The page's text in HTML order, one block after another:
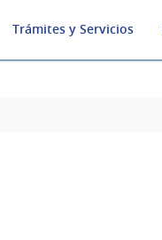
Trámites y Servicios